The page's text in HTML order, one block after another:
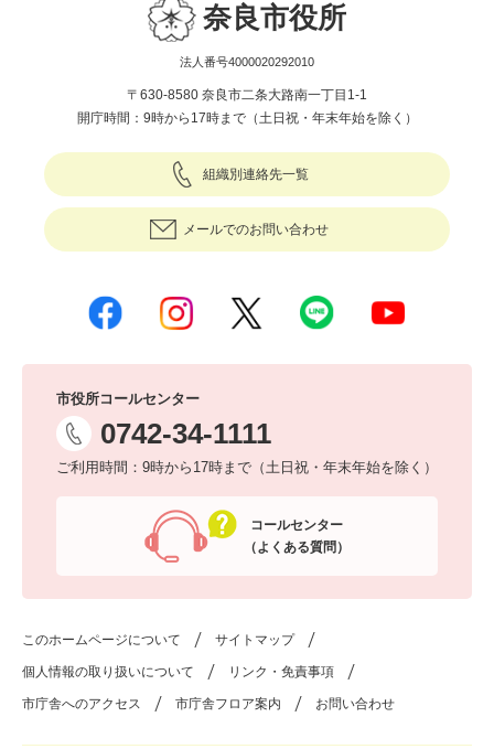
奈良市役所
法人番号4000020292010
〒630-8580 奈良市二条大路南一丁目1-1
開庁時間：9時から17時まで（土日祝・年末年始を除く）
組織別連絡先一覧
メールでのお問い合わせ
市役所コールセンター
0742-34-1111
ご利用時間：9時から17時まで（土日祝・年末年始を除く）
コールセンター
（よくある質問）
このホームページについて サイトマップ
個人情報の取り扱いについて リンク・免責事項
市庁舎へのアクセス 市庁舎フロア案内 お問い合わせ